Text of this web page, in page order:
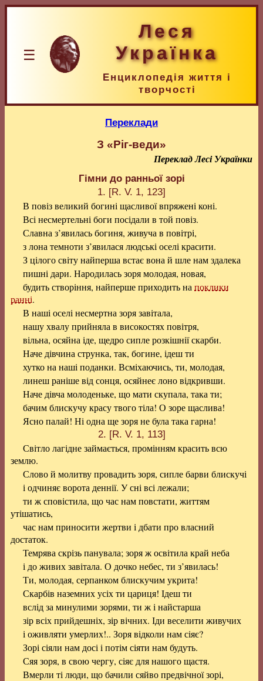
☰
Леся
Українка
Енциклопедія життя і
творчості
Переклади
З «Ріг-веди»
Переклад Лесі Українки
Гімни до ранньої зорі
1. [R. V. 1, 123]
В повіз великий богині щасливої впряжені коні.
Всі несмертельні боги посідали в той повіз.
Славна з’явилась богиня, живуча в повітрі,
з лона темноти з’явилася людські оселі красити.
З цілого світу найперша встає вона й шле нам здалека
пишні дари. Народилась зоря молодая, новая,
будить створіння, найперше приходить на поклики
ранні.
В наші оселі несмертна зоря завітала,
нашу хвалу прийняла в високостях повітря,
вільна, осяйна іде, щедро сипле розкішнії скарби.
Наче дівчина струнка, так, богине, ідеш ти
хутко на наші поданки. Всміхаючись, ти, молодая,
линеш раніше від сонця, осяйнеє лоно відкривши.
Наче дівча молоденьке, що мати скупала, така ти;
бачим блискучу красу твого тіла! О зоре щаслива!
Ясно палай! Ні одна ще зоря не була така гарна!
2. [R. V. 1, 113]
Світло лагідне займається, промінням красить всю
землю.
Слово й молитву провадить зоря, сипле барви блискучі
і одчиняє ворота деннії. У сні всі лежали;
ти ж сповістила, що час нам повстати, життям
утішатись,
час нам приносити жертви і дбати про власний
достаток.
Темрява скрізь панувала; зоря ж освітила край неба
і до живих завітала. О дочко небес, ти з’явилась!
Ти, молодая, серпанком блискучим укрита!
Скарбів наземних усіх ти цариця! Ідеш ти
вслід за минулими зорями, ти ж і найстарша
зір всіх прийдешніх, зір вічних. Іди веселити живучих
і оживляти умерлих!.. Зоря відколи нам сіяє?
Зорі сіяли нам досі і потім сіяти нам будуть.
Сяя зоря, в свою чергу, сіяє для нашого щастя.
Вмерли ті люди, що бачили сяйво предвічної зорі,